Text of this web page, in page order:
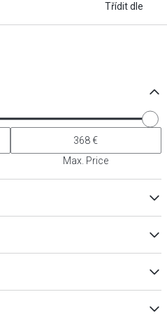
Třídit dle
Max. Price